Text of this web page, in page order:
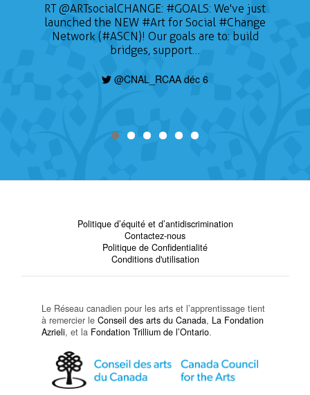
RT@ARTsocialCHANGE: #GOALS: We've just
launched the NEW #Art for Social #Change
Network (#ASCN)! Our goals are to: build
bridges, support…
@CNAL_RCAA déc 6
Politique d’équité et d’antidiscrimination
Contactez-nous
Politique de Confidentialité
Conditions d'utilisation
Le Réseau canadien pour les arts et l’apprentissage tient
à remercier le Conseil des arts du Canada, La Fondation
Azrieli, et la Fondation Trillium de l’Ontario.